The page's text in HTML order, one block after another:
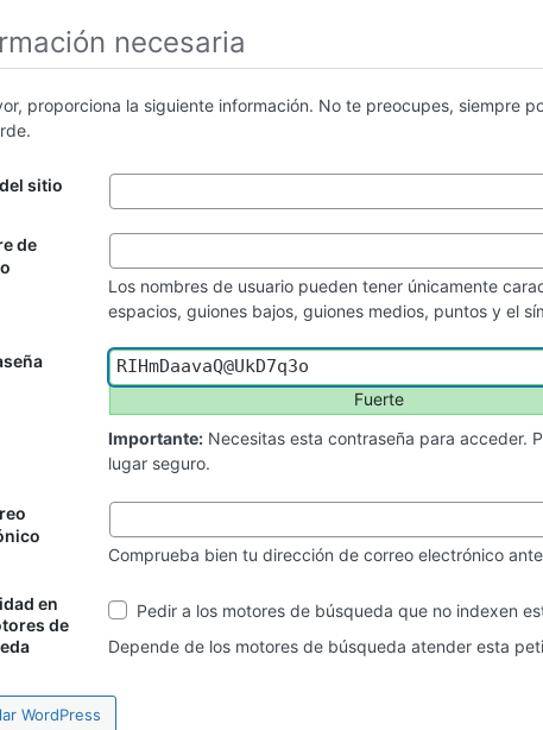
necesaria
proporciona la siguiente información. No te preocupes, siempre
sitio
de
Los nombres de usuario pueden tener únicamente
espacios, guiones bajos, guiones medios, puntos y el
Fuerte
Importante: Necesitas esta contraseña para acceder.
lugar seguro.
Comprueba bien tu dirección de correo electrónico
en
de
Visibilidad
en
los
Pedir a los motores de búsqueda que no indexen
Depende de los motores de búsqueda atender esta